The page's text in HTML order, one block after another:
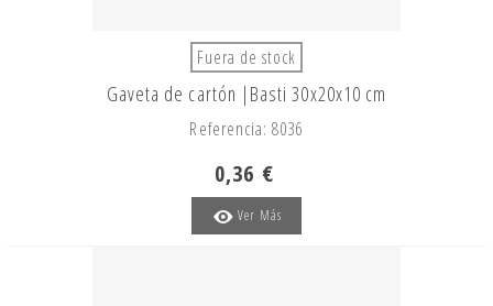
Fuera de stock
Gaveta de cartón |Basti 30x20x10 cm
Referencia: 8036
0,36 €
Ver Más